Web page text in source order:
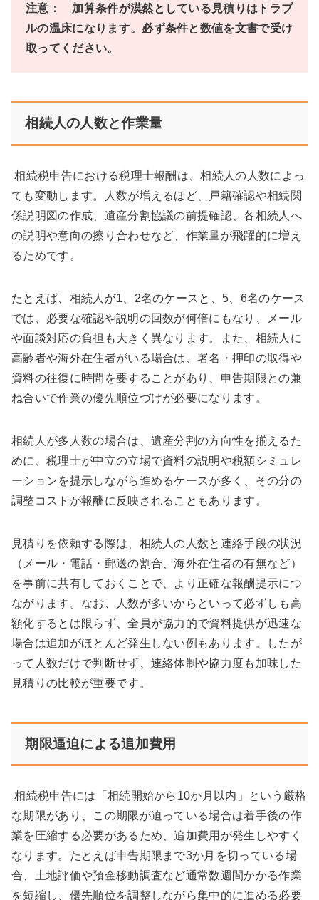
注意： 加算条件が漠然としている見積りはトラブ
ルの温床になります。必ず条件と数値を文書で受け
取ってください。
相続人の人数と作業量
相続税申告における税理士報酬は、相続人の人数によっ
ても変動します。人数が増えるほど、戸籍確認や相続関
係説明図の作成、遺産分割協議の前提確認、各相続人へ
の説明や意向の擦り合わせなど、作業量が飛躍的に増え
るためです。
たとえば、相続人が1、2名のケースと、5、6名のケース
では、必要な確認や説明の回数が何倍にもなり、メール
や面談対応の負担も大きく異なります。また、相続人に
高齢者や海外在住者がいる場合は、署名・押印の取得や
資料の往復に時間を要することがあり、申告期限との兼
ね合いで作業の優先順位づけが必要になります。
相続人が多人数の場合は、遺産分割の方向性を揃えるた
めに、税理士が中立の立場で資料の説明や税額シミュレ
ーションを提示しながら進めるケースが多く、その分の
調整コストが報酬に反映されることもあります。
見積りを依頼する際は、相続人の人数と連絡手段の状況
（メール・電話・郵送の割合、海外在住者の有無など）
を事前に共有しておくことで、より正確な報酬提示につ
ながります。なお、人数が多いからといって必ずしも高
額化するとは限らず、全員が協力的で資料提供が迅速な
場合は追加がほとんど発生しない例もあります。したが
って人数だけで判断せず、連絡体制や協力度も加味した
見積りの比較が重要です。
期限逼迫による追加費用
相続税申告には「相続開始から10か月以内」という厳格
な期限があり、この期限が迫っている場合は着手後の作
業を圧縮する必要があるため、追加費用が発生しやすく
なります。たとえば申告期限まで3か月を切っている場
合、土地評価や預金移動調査など通常数週間かかる作業
を短縮し、優先順位を調整しながら集中的に進める必要